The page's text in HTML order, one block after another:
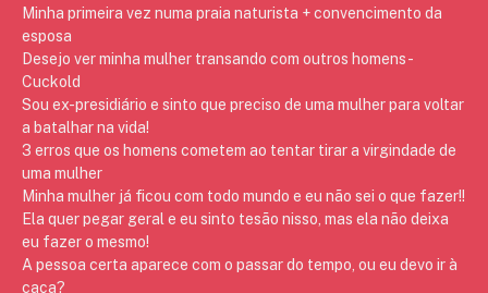
Minha primeira vez numa praia naturista + convencimento da
esposa
Desejo ver minha mulher transando com outros homens -
Cuckold
Sou ex-presidiário e sinto que preciso de uma mulher para voltar
a batalhar na vida!
3 erros que os homens cometem ao tentar tirar a virgindade de
uma mulher
Minha mulher já ficou com todo mundo e eu não sei o que fazer!!
Ela quer pegar geral e eu sinto tesão nisso, mas ela não deixa
eu fazer o mesmo!
A pessoa certa aparece com o passar do tempo, ou eu devo ir à
caça?